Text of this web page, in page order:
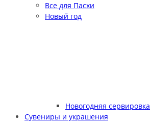
Все для Пасхи
Новый год
Новогодняя сервировка
Сувениры и украшения